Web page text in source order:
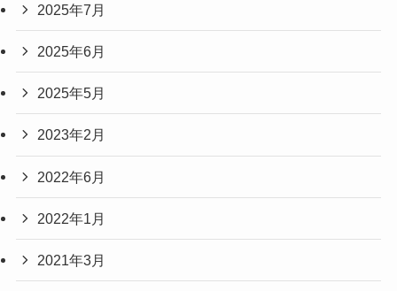
2025年7月
2025年6月
2025年5月
2023年2月
2022年6月
2022年1月
2021年3月